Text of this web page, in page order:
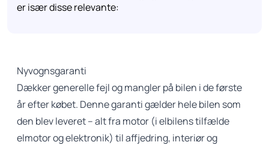
er især disse relevante:
Nyvognsgaranti
Dækker generelle fejl og mangler på bilen i de første
år efter købet. Denne garanti gælder hele bilen som
den blev leveret – alt fra motor (i elbilens tilfælde
elmotor og elektronik) til affjedring, interiør og